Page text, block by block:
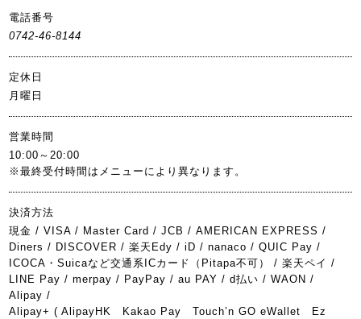
電話番号
0742-46-8144
定休日
月曜日
営業時間
10:00～20:00
※最終受付時間はメニューにより異なります。
決済方法
現金
VISA Master Card JCB
AMERICAN EXPRESS
Diners
DISCOVER 楽天Edy iD nanaco
QUIC Pay
ICOCA・Suicaなど交通系ICカード（Pitapa不可）
楽天ペイ
LINE Pay
merpay PayPay au PAY d払い
WAON
Alipay
Alipay+ ( AlipayHK Kakao Pay Touch’n GO eWallet Ez